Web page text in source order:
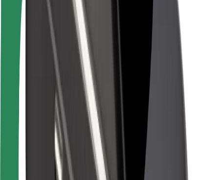
Keleivių saugumas
Vairuotojų saugumas
Paspirtukų saugumas
Saugumo laboratorija
Vietovės
Sprendimai miestams
Oro uostai
„Bolt“ įkrovimo stotelės